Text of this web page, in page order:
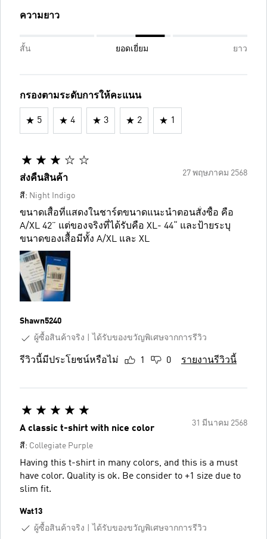
ความยาว
สั้น ยอดเยี่ยม ยาว
กรองตามระดับการให้คะแนน
5 4 3 2 1
27 พฤษภาคม 2568
ส่งคืนสินค้า
สี: Night Indigo
ขนาดเสื้อที่แสดงในชาร์ตขนาดแนะนำตอนสั่งซื้อ คือ
A/XL 42” แต่ของจริงที่ได้รับคือ XL- 44“ และป้ายระบุ
ขนาดของเสื้อมีทั้ง A/XL และ XL
Shawn5240
ผู้ซื้อสินค้าจริง
ได้รับของขวัญพิเศษจากการรีวิว
รีวิวนี้มีประโยชน์หรือไม่ 1 0 รายงานรีวิวนี้
31 มีนาคม 2568
A classic t-shirt with nice color
สี: Collegiate Purple
Having this t-shirt in many colors, and this is a must
have color. Quality is ok. Be consider to +1 size due to
slim fit.
Wat13
ผู้ซื้อสินค้าจริง
ได้รับของขวัญพิเศษจากการรีวิว